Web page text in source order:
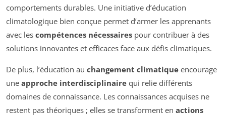
comportements durables. Une initiative d’éducation
climatologique bien conçue permet d’armer les apprenants
avec les compétences nécessaires pour contribuer à des
solutions innovantes et efficaces face aux défis climatiques.
De plus, l’éducation au changement climatique encourage
une approche interdisciplinaire qui relie différents
domaines de connaissance. Les connaissances acquises ne
restent pas théoriques ; elles se transforment en actions